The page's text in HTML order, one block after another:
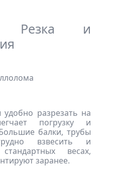
Резка и
разрезать на
погрузку и
балки, трубы
взвесить и
весах,
заранее.